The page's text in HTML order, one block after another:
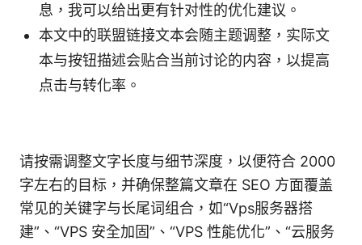
息，我可以给出更有针对性的优化建议。
本文中的联盟链接文本会随主题调整，实际文
本与按钮描述会贴合当前讨论的内容，以提高
点击与转化率。
请按需调整文字长度与细节深度，以便符合 2000
字左右的目标，并确保整篇文章在 SEO 方面覆盖
常见的关键字与长尾词组合，如“Vps服务器搭
建”、“VPS 安全加固”、“VPS 性能优化”、“云服务